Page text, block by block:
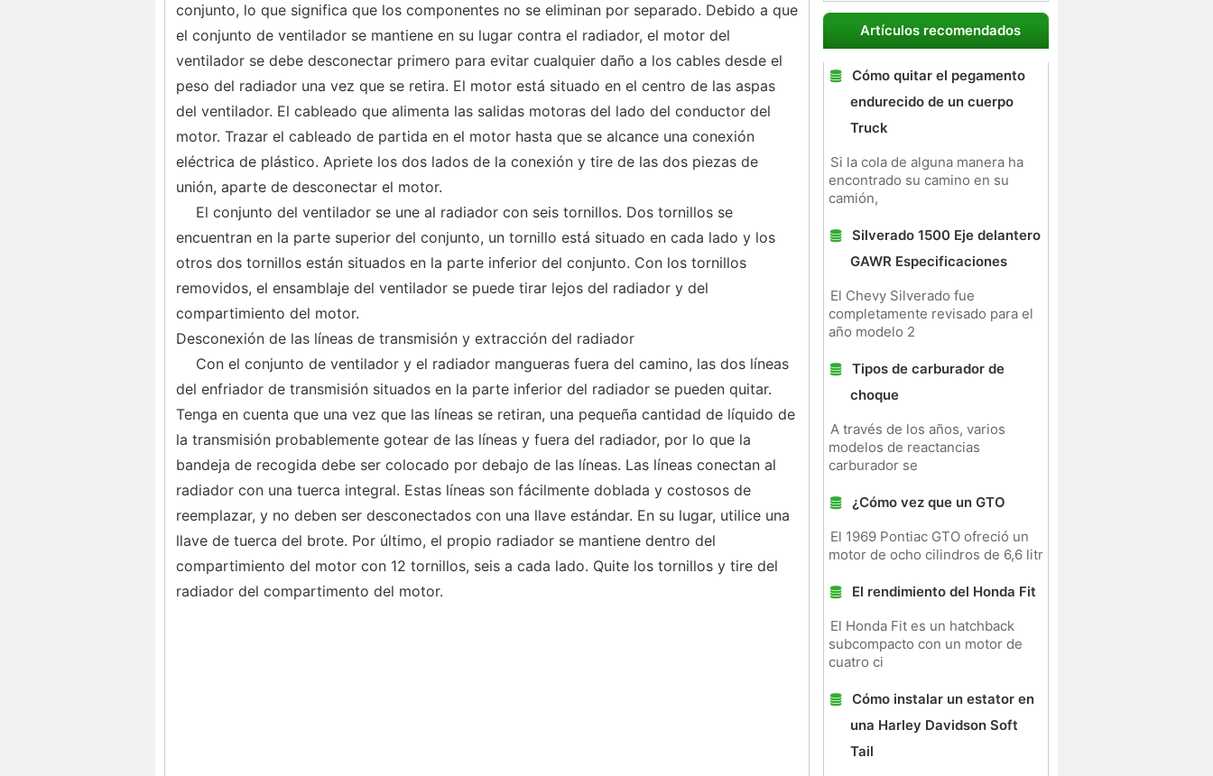
conjunto, lo que significa que los componentes no se eliminan por separado. Debido a que
el conjunto de ventilador se mantiene en su lugar contra el radiador, el motor del
ventilador se debe desconectar primero para evitar cualquier daño a los cables desde el
peso del radiador una vez que se retira. El motor está situado en el centro de las aspas
del ventilador. El cableado que alimenta las salidas motoras del lado del conductor del
motor. Trazar el cableado de partida en el motor hasta que se alcance una conexión
eléctrica de plástico. Apriete los dos lados de la conexión y tire de las dos piezas de
unión, aparte de desconectar el motor.
El conjunto del ventilador se une al radiador con seis tornillos. Dos tornillos se
encuentran en la parte superior del conjunto, un tornillo está situado en cada lado y los
otros dos tornillos están situados en la parte inferior del conjunto. Con los tornillos
removidos, el ensamblaje del ventilador se puede tirar lejos del radiador y del
compartimiento del motor.
Desconexión de las líneas de transmisión y extracción del radiador
Con el conjunto de ventilador y el radiador mangueras fuera del camino, las dos líneas
del enfriador de transmisión situados en la parte inferior del radiador se pueden quitar.
Tenga en cuenta que una vez que las líneas se retiran, una pequeña cantidad de líquido de
la transmisión probablemente gotear de las líneas y fuera del radiador, por lo que la
bandeja de recogida debe ser colocado por debajo de las líneas. Las líneas conectan al
radiador con una tuerca integral. Estas líneas son fácilmente doblada y costosos de
reemplazar, y no deben ser desconectados con una llave estándar. En su lugar, utilice una
llave de tuerca del brote. Por último, el propio radiador se mantiene dentro del
compartimiento del motor con 12 tornillos, seis a cada lado. Quite los tornillos y tire del
radiador del compartimento del motor.
Artículos recomendados
Cómo quitar el pegamento
endurecido de un cuerpo
Truck
Si la cola de alguna manera ha
encontrado su camino en su
camión,
Silverado 1500 Eje delantero
GAWR Especificaciones
El Chevy Silverado fue
completamente revisado para el
año modelo 2
Tipos de carburador de
choque
A través de los años, varios
modelos de reactancias
carburador se
¿Cómo vez que un GTO
El 1969 Pontiac GTO ofreció un
motor de ocho cilindros de 6,6 litr
El rendimiento del Honda Fit
El Honda Fit es un hatchback
subcompacto con un motor de
cuatro ci
Cómo instalar un estator en
una Harley Davidson Soft
Tail